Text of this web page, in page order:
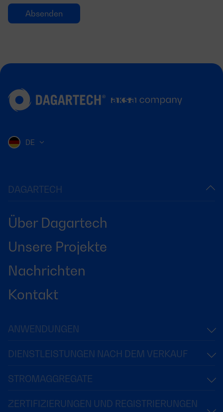
DAGARTECH
Über Dagartech
Unsere Projekte
Nachrichten
Kontakt
DE
ANWENDUNGEN
DIENSTLEISTUNGEN NACH DEM VERKAUF
STROMAGGREGATE
ZERTIFIZIERUNGEN UND REGISTRIERUNGEN